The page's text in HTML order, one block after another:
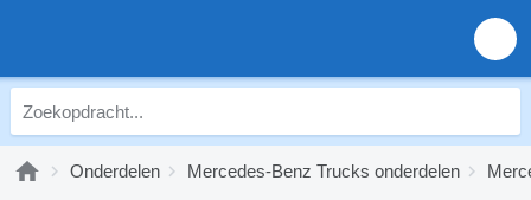
Onderdelen Mercedes-Benz Trucks onderdelen